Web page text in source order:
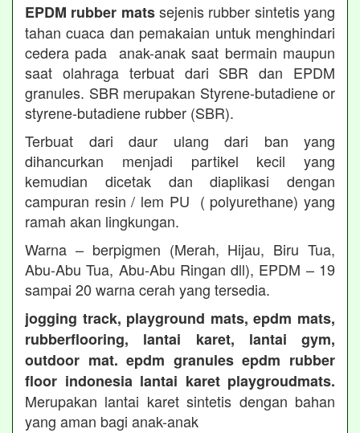
EPDM rubber matssejenis rubber sintetis yang
tahan cuaca dan pemakaian untuk menghindari
cedera pada anak-anak saat bermain maupun
saat olahraga terbuat dari SBR dan EPDM
granules. SBR merupakan Styrene-butadiene or
styrene-butadiene rubber (SBR).
Terbuat dari daur ulang dari ban yang
dihancurkan menjadi partikel kecil yang
kemudian dicetak dan diaplikasi dengan
campuran resin / lem PU ( polyurethane) yang
ramah akan lingkungan.
Warna – berpigmen (Merah, Hijau, Biru Tua,
Abu-Abu Tua, Abu-Abu Ringan dll), EPDM – 19
sampai 20 warna cerah yang tersedia.
jogging track, playground mats, epdm mats,
rubberflooring, lantai karet, lantai gym,
outdoor mat. epdm granules epdm rubber
floor indonesia lantai karet playgroudmats.
Merupakan lantai karet sintetis dengan bahan
yang aman bagi anak-anak